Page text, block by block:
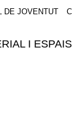
DE JOVENTUT
I ESPAIS